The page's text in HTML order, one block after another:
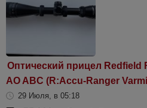
Оптический прицел Redfield
AO ABC (R:Accu-Ranger
29 Июля, в 05:18